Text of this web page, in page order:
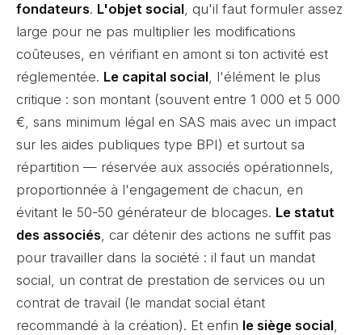
fondateurs. L'objet social, qu'il faut formuler assez
large pour ne pas multiplier les modifications
coûteuses, en vérifiant en amont si ton activité est
réglementée. Le capital social, l'élément le plus
critique : son montant (souvent entre 1 000 et 5 000
€, sans minimum légal en SAS mais avec un impact
sur les aides publiques type BPI) et surtout sa
répartition — réservée aux associés opérationnels,
proportionnée à l'engagement de chacun, en
évitant le 50-50 générateur de blocages. Le statut
des associés, car détenir des actions ne suffit pas
pour travailler dans la société : il faut un mandat
social, un contrat de prestation de services ou un
contrat de travail (le mandat social étant
recommandé à la création). Et enfin le siège social,